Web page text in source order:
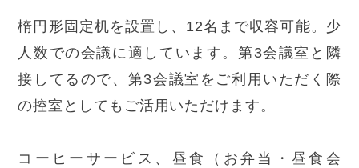
楕円形固定机を設置し、12名まで収容可能。少
人数での会議に適しています。第3会議室と隣
接してるので、第3会議室をご利用いただく際
の控室としてもご活用いただけます。
コーヒーサービス、昼食（お弁当・昼食会